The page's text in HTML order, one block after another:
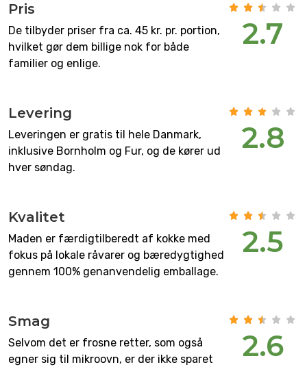
2.7
Pris
De tilbyder priser fra ca. 45 kr. pr. portion,
hvilket gør dem billige nok for både
familier og enlige.
2.8
Levering
Leveringen er gratis til hele Danmark,
inklusive Bornholm og Fur, og de kører ud
hver søndag.
2.5
Kvalitet
Maden er færdigtilberedt af kokke med
fokus på lokale råvarer og bæredygtighed
gennem 100% genanvendelig emballage.
2.6
Smag
Selvom det er frosne retter, som også
egner sig til mikroovn, er der ikke sparet